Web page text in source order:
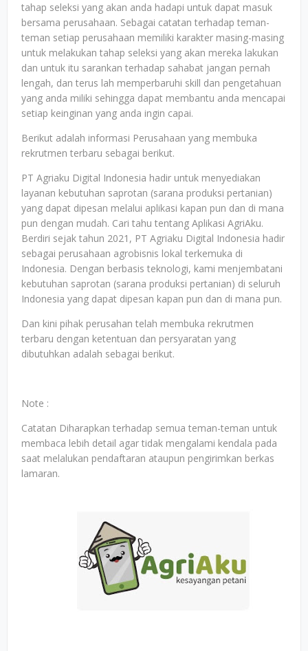
tahap seleksi yang akan anda hadapi untuk dapat masuk
bersama perusahaan. Sebagai catatan terhadap teman-
teman setiap perusahaan memiliki karakter masing-masing
untuk melakukan tahap seleksi yang akan mereka lakukan
dan untuk itu sarankan terhadap sahabat jangan pernah
lengah, dan terus lah memperbaruhi skill dan pengetahuan
yang anda miliki sehingga dapat membantu anda mencapai
setiap keinginan yang anda ingin capai.
Berikut adalah informasi Perusahaan yang membuka
rekrutmen terbaru sebagai berikut.
PT Agriaku Digital Indonesia hadir untuk menyediakan
layanan kebutuhan saprotan (sarana produksi pertanian)
yang dapat dipesan melalui aplikasi kapan pun dan di mana
pun dengan mudah. Cari tahu tentang Aplikasi AgriAku.
Berdiri sejak tahun 2021, PT Agriaku Digital Indonesia hadir
sebagai perusahaan agrobisnis lokal terkemuka di
Indonesia. Dengan berbasis teknologi, kami menjembatani
kebutuhan saprotan (sarana produksi pertanian) di seluruh
Indonesia yang dapat dipesan kapan pun dan di mana pun.
Dan kini pihak perusahan telah membuka rekrutmen
terbaru dengan ketentuan dan persyaratan yang
dibutuhkan adalah sebagai berikut.
Note :
Catatan Diharapkan terhadap semua teman-teman untuk
membaca lebih detail agar tidak mengalami kendala pada
saat melalukan pendaftaran ataupun pengirimkan berkas
lamaran.